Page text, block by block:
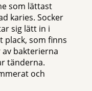
som lättast
karies. Socker
sig lätt in i
plack, som finns
bakterierna
tänderna.
och